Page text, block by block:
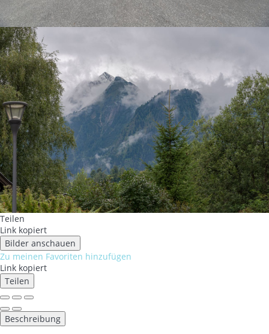
Teilen
Link kopiert
Bilder anschauen
Zu meinen Favoriten hinzufügen
Link kopiert
Teilen
Beschreibung